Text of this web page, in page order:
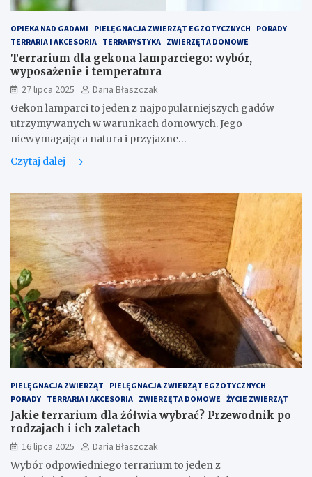
OPIEKA NAD GADAMI PIELĘGNACJA ZWIERZĄT EGZOTYCZNYCH
PORADY
TERRARIA I AKCESORIA TERRARYSTYKA ZWIERZĘTA DOMOWE
Terrarium dla gekona lamparciego: wybór,
wyposażenie i temperatura
27 lipca 2025
Daria Błaszczak
Gekon lamparci to jeden z najpopularniejszych gadów
utrzymywanych w warunkach domowych. Jego
niewymagająca natura i przyjazne…
Czytaj dalej
PIELĘGNACJA ZWIERZĄT
PIELĘGNACJA ZWIERZĄT EGZOTYCZNYCH
PORADY TERRARIA I AKCESORIA ZWIERZĘTA DOMOWE ŻYCIE ZWIERZĄT
Jakie terrarium dla żółwia wybrać? Przewodnik po
rodzajach i ich zaletach
16 lipca 2025
Daria Błaszczak
Wybór odpowiedniego terrarium to jeden z